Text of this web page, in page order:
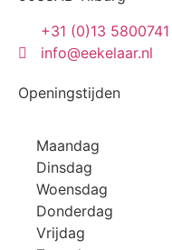
+31 (0)13 5800741
info@eekelaar.nl
Openingstijden
Maandag
Dinsdag
Woensdag
Donderdag
Vrijdag